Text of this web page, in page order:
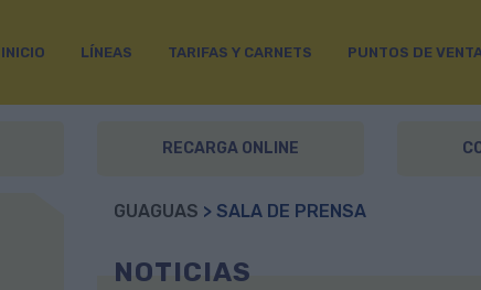
INICIO LÍNEAS TARIFAS Y CARNETS PUNTOS DE
RECARGA ONLINE
GUAGUAS > SALA DE PRENSA
NOTICIAS